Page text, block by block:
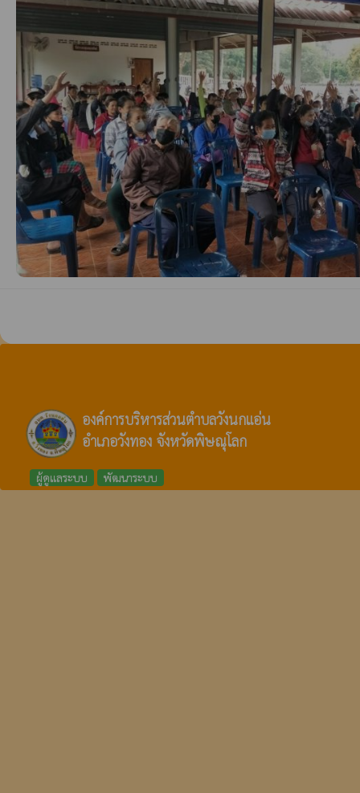
องค์การบริหารส่วนตำบลวังนกแอ่น
อำเภอวังทอง จังหวัดพิษณุโลก
ผู้ดูแลระบบ พัฒนาระบบ